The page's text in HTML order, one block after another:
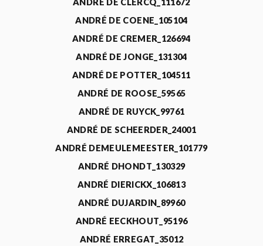
ANDRÉ DE CLERCQ_111672
ANDRÉ DE COENE_105104
ANDRÉ DE CREMER_126694
ANDRÉ DE JONGE_131304
ANDRÉ DE POTTER_104511
ANDRÉ DE ROOSE_59565
ANDRÉ DE RUYCK_99761
ANDRÉ DE SCHEERDER_24001
ANDRÉ DEMEULEMEESTER_101779
ANDRÉ DHONDT_130329
ANDRÉ DIERICKX_106813
ANDRÉ DUJARDIN_89960
ANDRÉ EECKHOUT_95196
ANDRÉ ERREGAT_35012